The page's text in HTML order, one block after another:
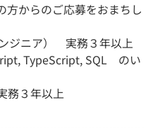
方からのご応募をおまちし
ジニア） 実務３年以上
TypeScript, SQL のい
務３年以上